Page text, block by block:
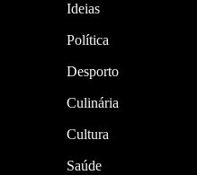
Ideias
Política
Desporto
Culinária
Cultura
Saúde